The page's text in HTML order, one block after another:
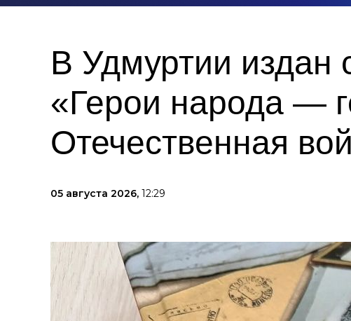
В Удмуртии издан
«Герои народа —
Отечественная
05 августа 2026, 12:29